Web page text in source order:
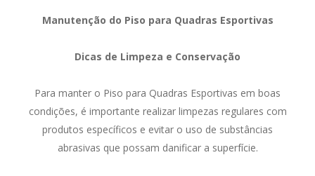
Manutenção do Piso para Quadras Esportivas
Dicas de Limpeza e Conservação
Para manter o Piso para Quadras Esportivas em boas
condições, é importante realizar limpezas regulares com
produtos específicos e evitar o uso de substâncias
abrasivas que possam danificar a superfície.